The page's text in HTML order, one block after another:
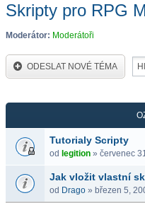
Skripty pro RPG
Moderátor: Moderátoři
ODESLAT NOVÉ TÉMA
Tutorialy Scripty
od legition » červenec
Jak vložit vlastní
od Drago » březen 5,